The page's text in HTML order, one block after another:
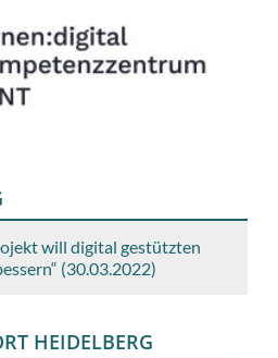
will digital gestützten
(30.03.2022)
HEIDELBERG